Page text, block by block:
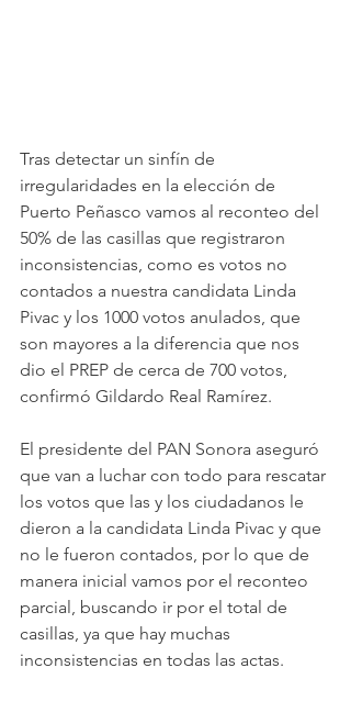
Tras detectar un sinfín de
irregularidades en la elección de
Puerto Peñasco vamos al reconteo del
50% de las casillas que registraron
inconsistencias, como es votos no
contados a nuestra candidata Linda
Pivac y los 1000 votos anulados, que
son mayores a la diferencia que nos
dio el PREP de cerca de 700 votos,
confirmó Gildardo Real Ramírez.
El presidente del PAN Sonora aseguró
que van a luchar con todo para rescatar
los votos que las y los ciudadanos le
dieron a la candidata Linda Pivac y que
no le fueron contados, por lo que de
manera inicial vamos por el reconteo
parcial, buscando ir por el total de
casillas, ya que hay muchas
inconsistencias en todas las actas.